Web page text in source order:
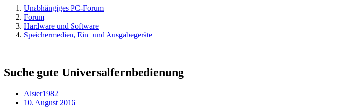
Unabhängiges PC-Forum
Forum
Hardware und Software
Speichermedien, Ein- und Ausgabegeräte
Suche gute Universalfernbedienung
Alster1982
10. August 2016